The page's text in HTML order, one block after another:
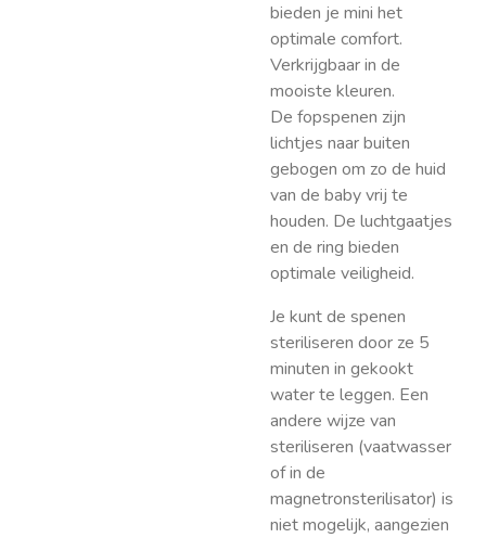
bieden je mini het
optimale comfort.
Verkrijgbaar in de
mooiste kleuren.
De fopspenen zijn
lichtjes naar buiten
gebogen om zo de huid
van de baby vrij te
houden. De luchtgaatjes
en de ring bieden
optimale veiligheid.
Je kunt de spenen
steriliseren door ze 5
minuten in gekookt
water te leggen. Een
andere wijze van
steriliseren (vaatwasser
of in de
magnetronsterilisator) is
niet mogelijk, aangezien